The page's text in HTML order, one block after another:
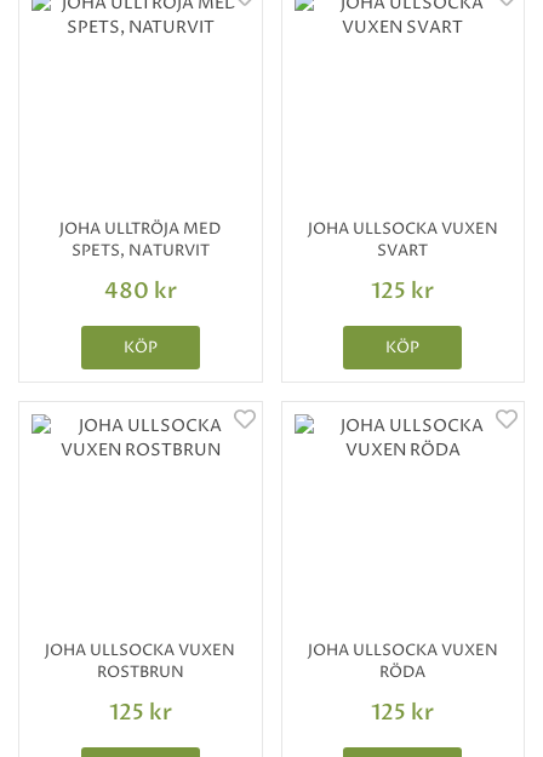
JOHA ULLTRÖJA MED
SPETS, NATURVIT
480 kr
KÖP
JOHA ULLSOCKA VUXEN
SVART
125 kr
KÖP
JOHA ULLSOCKA VUXEN
ROSTBRUN
125 kr
JOHA ULLSOCKA VUXEN
RÖDA
125 kr